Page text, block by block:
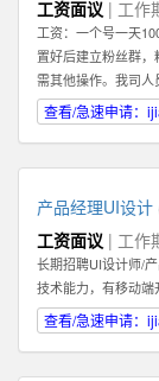
工资面议 | 工作
工资：一个号一天
置好后建立粉丝群
需其他操作。我司
点：任意，有网络有
他福利：播满10天额
查看/急速申请：
产品经理UI设计
工资面议 | 工作
长期招聘UI设计师/
技术能力，有移动端
查看/急速申请：